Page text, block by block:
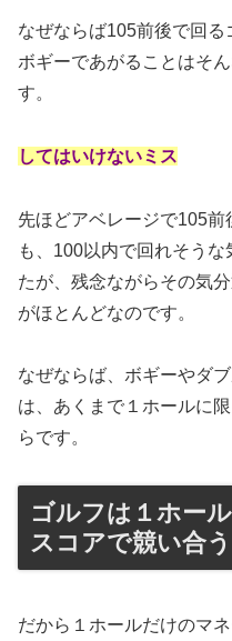
なぜならば105前後で回
ボギーであがることはそ
す。
してはいけないミス
先ほどアベレージで105
も、100以内で回れそう
たが、残念ながらその気
がほとんどなのです。
なぜならば、ボギーやダ
は、あくまで１ホールに
らです。
ゴルフは１ホー
スコアで競い合
だから１ホールだけのマ